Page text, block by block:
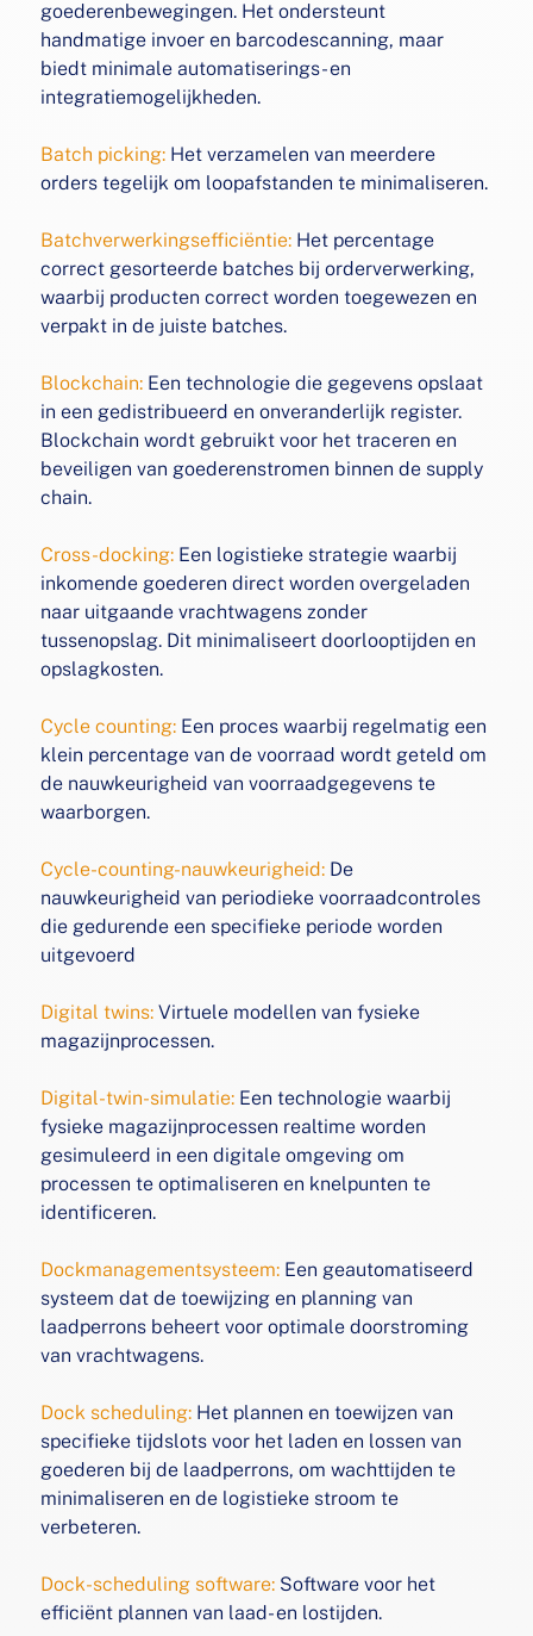
goederenbewegingen. Het ondersteunt
handmatige invoer en barcodescanning, maar
biedt minimale automatiserings- en
integratiemogelijkheden.
Batch picking: Het verzamelen van meerdere
orders tegelijkom loopafstanden te minimaliseren.
Batchverwerkingsefficiëntie: Het percentage
correct gesorteerde batches bij orderverwerking,
waarbij producten correct worden toegewezen en
verpakt in de juiste batches.
Blockchain: Een technologie die gegevens opslaat
in een gedistribueerd en onveranderlijk register.
Blockchainwordt gebruikt voor het traceren en
beveiligen van goederenstromen binnen de supply
chain.
Cross-docking: Een logistieke strategie waarbij
inkomende goederen direct worden overgeladen
naar uitgaandevrachtwagens zonder
tussenopslag. Dit minimaliseertdoorlooptijden en
opslagkosten.
Cycle counting: Een proces waarbij regelmatig een
klein percentage van de voorraad wordt geteld om
de nauwkeurigheid van voorraadgegevens te
waarborgen.
Cycle-counting-nauwkeurigheid: De
nauwkeurigheid van periodieke voorraadcontroles
die gedurende een specifieke periode worden
uitgevoerd
Digital twins: Virtuele modellen van fysieke
magazijnprocessen.
Digital-twin-simulatie: Een technologie waarbij
fysieke magazijnprocessen realtime worden
gesimuleerd in eendigitale omgeving om
processen te optimaliseren en knelpunten te
identificeren.
Dockmanagementsysteem: Een geautomatiseerd
systeemdat de toewijzing en planning van
laadperrons beheertvoor optimale doorstroming
van vrachtwagens.
Dock scheduling: Het plannen en toewijzen van
specifieketijdslots voor het laden en lossen van
goederen bij de laadperrons, om wachttijden te
minimaliseren en de logistieke stroom te
verbeteren.
Dock-scheduling software: Software voor het
efficiënt plannen van laad- en lostijden.